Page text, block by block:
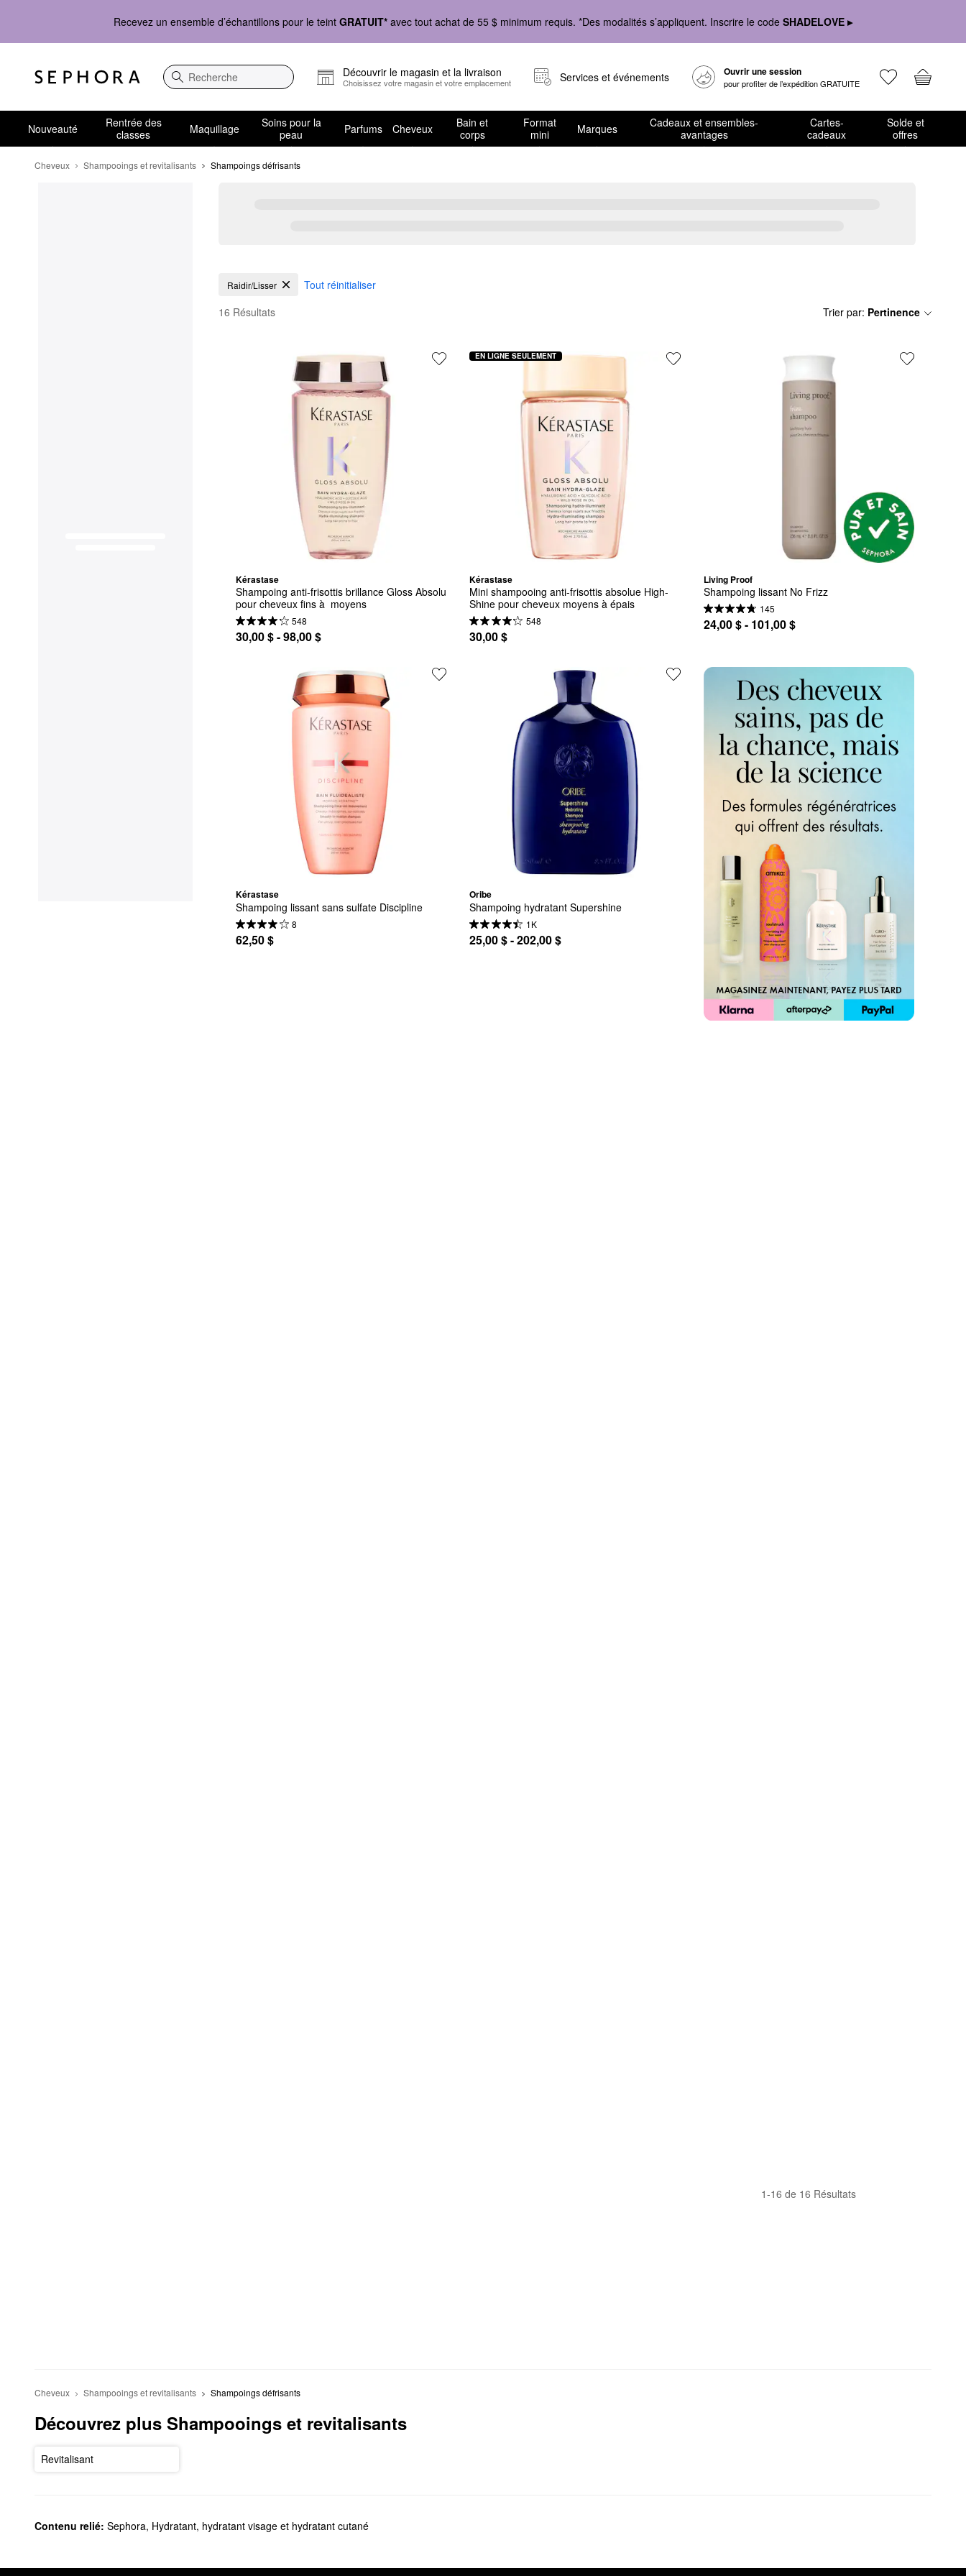
Recevez un ensemble d’échantillons pour le teint GRATUIT* avec tout achat de 55 $ minimum requis. *Des modalités s’appliquent. Inscrire le code SHADELOVE ▸
Recherche
Découvrir le magasin et la livraison
Choisissez votre magasin et votre emplacement Services et événements Ouvrir une session
pour profiter de l’expédition GRATUITE
Nouveauté
Rentrée des
classes
Maquillage
Soins pour la
peau
Parfums Cheveux
Bain et
corps
Format
mini
Marques
Cadeaux et ensembles-
avantages
Cartes-
cadeaux
Solde et
offres
Cheveux Shampooings et revitalisants Shampoings défrisants
Shampoings défrisants
Raidir/Lisser
Tout réinitialiser
16 Résultats
Trier par: Pertinence
Kérastase
Shampoing anti-frisottis brillance Gloss Absolu
pour cheveux fins à  moyens
548
30,00 $ - 98,00 $
Kérastase
Mini shampooing anti-frisottis absolue High-
Shine pour cheveux moyens à épais
548
30,00 $
EN LIGNE SEULEMENT
Living Proof
Shampoing lissant No Frizz
145
24,00 $ - 101,00 $
Kérastase
Shampoing lissant sans sulfate Discipline
8
62,50 $
Oribe
Shampoing hydratant Supershine
1K
25,00 $ - 202,00 $
1-16 de 16 Résultats
Cheveux Shampooings et revitalisants Shampoings défrisants
Découvrez plus Shampooings et revitalisants
Revitalisant
Contenu relié: Sephora, Hydratant, hydratant visage et hydratant cutané